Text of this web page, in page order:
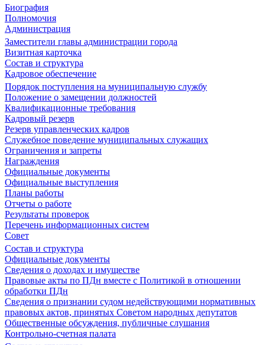
Биография
Полномочия
Администрация
Заместители главы администрации города
Визитная карточка
Состав и структура
Кадровое обеспечение
Порядок поступления на муниципальную службу
Положение о замещении должностей
Квалификационные требования
Кадровый резерв
Резерв управленческих кадров
Служебное поведение муниципальных служащих
Ограничения и запреты
Награждения
Официальные документы
Официальные выступления
Планы работы
Отчеты о работе
Результаты проверок
Перечень информационных систем
Совет
Состав и структура
Официальные документы
Сведения о доходах и имуществе
Правовые акты по ПДн вместе с Политикой в отношении
обработки ПДн
Сведения о признании судом недействующими нормативных
правовых актов, принятых Советом народных депутатов
Общественные обсуждения, публичные слушания
Контрольно-счетная палата